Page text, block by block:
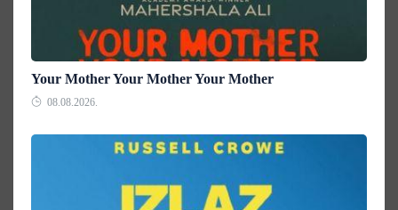
Your Mother Your Mother Your Mother
08.08.2026.